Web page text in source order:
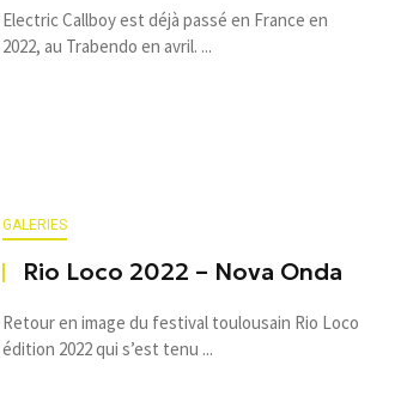
Electric Callboy est déjà passé en France en
2022, au Trabendo en avril. ...
GALERIES
Rio Loco 2022 – Nova Onda
Retour en image du festival toulousain Rio Loco
édition 2022 qui s’est tenu ...